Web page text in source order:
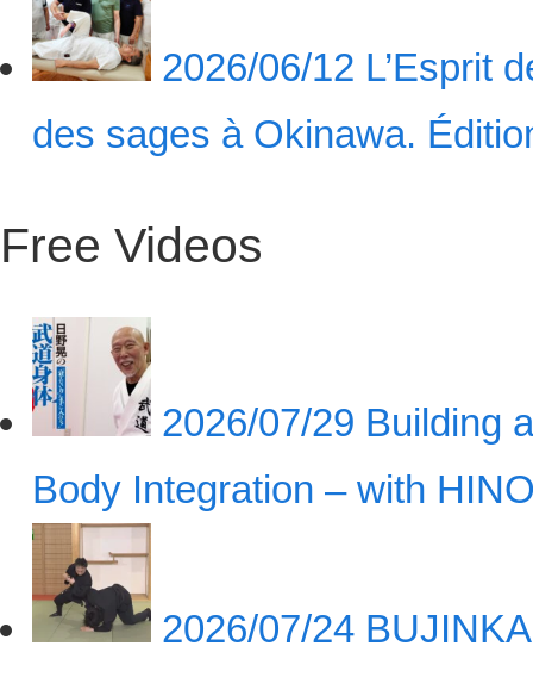
2026/06/12 L’Esprit
des sages à Okinawa.
Free Videos
2026/07/29 Building
Body Integration – with
2026/07/24